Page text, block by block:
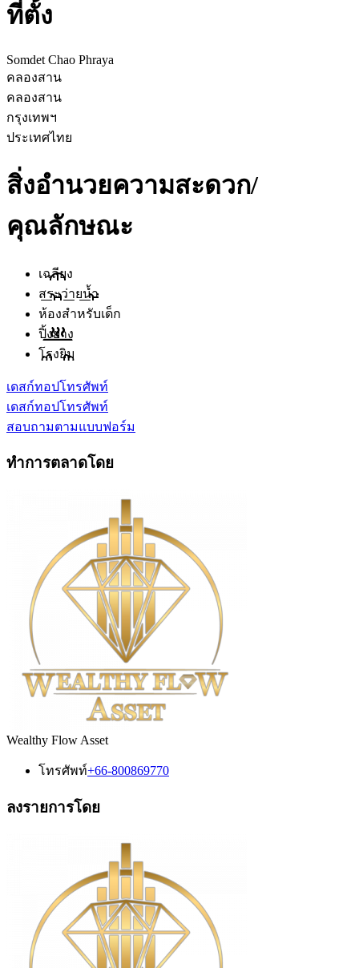
ที่ตั้ง
Somdet Chao Phraya
คลองสาน
คลองสาน
กรุงเทพฯ
ประเทศไทย
สิ่งอำนวยความสะดวก/
คุณลักษณะ
เฉลียง
สระว่ายน้ำ
ห้องสำหรับเด็ก
ปิ้งย่าง
โรงยิม
เดสก์ทอปโทรศัพท์
เดสก์ทอปโทรศัพท์
สอบถามตามแบบฟอร์ม
ทำการตลาดโดย
Wealthy Flow Asset
โทรศัพท์+66-800869770
ลงรายการโดย